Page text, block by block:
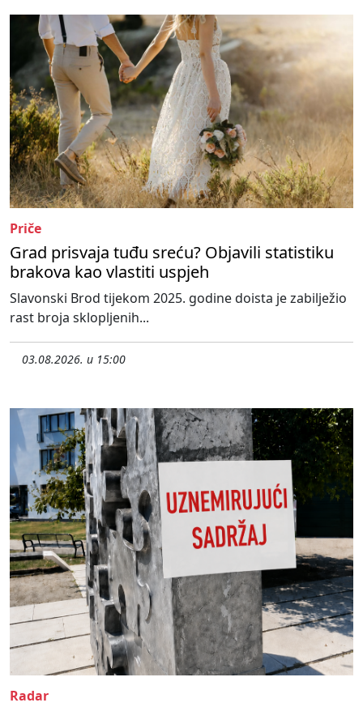
Priče
Grad prisvaja tuđu sreću? Objavili statistiku
brakova kao vlastiti uspjeh
Slavonski Brod tijekom 2025. godine doista je zabilježio
rast broja sklopljenih...
03.08.2026. u 15:00
Radar